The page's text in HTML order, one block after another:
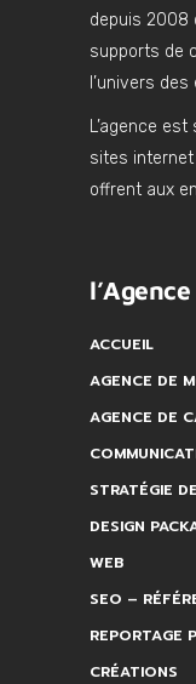
depuis 2008
supports de
l’univers
L’agence
sites
offrent aux
l’Agence
ACCUEIL
AGENCE DE
AGENCE DE
STRATÉGIE
DESIGN
WEB
SEO –
REPORTAGE
CRÉATIONS